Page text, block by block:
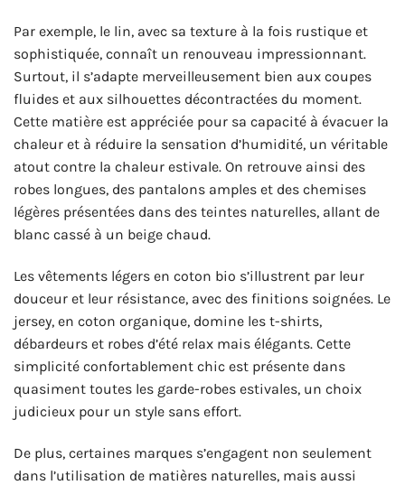
Par exemple, le lin, avec sa texture à la fois rustique et
sophistiquée, connaît un renouveau impressionnant.
Surtout, il s’adapte merveilleusement bien aux coupes
fluides et aux silhouettes décontractées du moment.
Cette matière est appréciée pour sa capacité à évacuer la
chaleur et à réduire la sensation d’humidité, un véritable
atout contre la chaleur estivale. On retrouve ainsi des
robes longues, des pantalons amples et des chemises
légères présentées dans des teintes naturelles, allant de
blanc cassé à un beige chaud.
Les vêtements légers en coton bio s’illustrent par leur
douceur et leur résistance, avec des finitions soignées. Le
jersey, en coton organique, domine les t-shirts,
débardeurs et robes d’été relax mais élégants. Cette
simplicité confortablement chic est présente dans
quasiment toutes les garde-robes estivales, un choix
judicieux pour un style sans effort.
De plus, certaines marques s’engagent non seulement
dans l’utilisation de matières naturelles, mais aussi